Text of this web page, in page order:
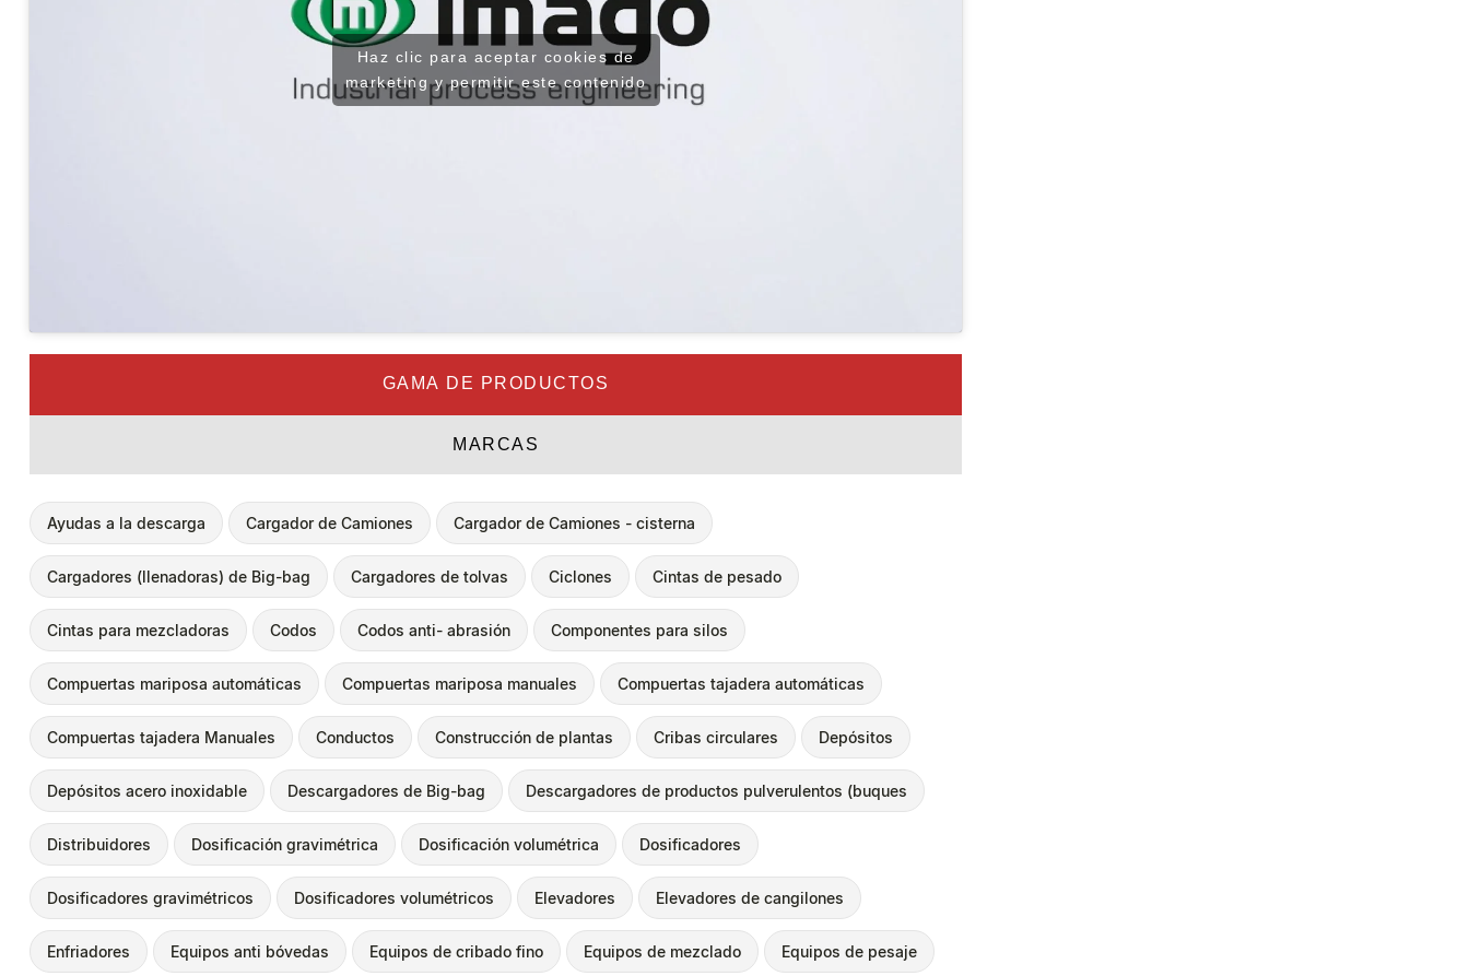
Haz clic para aceptar cookies de
marketing y permitir este contenido
GAMA DE PRODUCTOS
MARCAS
Ayudas a la descarga Cargador de Camiones Cargador de Camiones - cisterna
Cargadores (llenadoras) de Big-bag Cargadores de tolvas Ciclones Cintas de pesado
Cintas para mezcladoras Codos Codos anti- abrasión Componentes para silos
Compuertas mariposa automáticas Compuertas mariposa manuales Compuertas tajadera automáticas
Compuertas tajadera Manuales Conductos Construcción de plantas Cribas circulares Depósitos
Depósitos acero inoxidable Descargadores de Big-bag Descargadores de productos pulverulentos (buques
Distribuidores Dosificación gravimétrica Dosificación volumétrica Dosificadores
Dosificadores gravimétricos Dosificadores volumétricos Elevadores Elevadores de cangilones
Enfriadores Equipos anti bóvedas Equipos de cribado fino Equipos de mezclado Equipos de pesaje